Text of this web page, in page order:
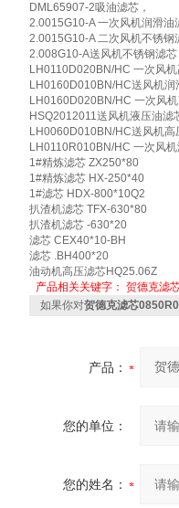
DML65907-2吸油滤芯，
2.0015G10-A 一次风机润滑油
2.0015G10-A 二次风机不锈钢
2.008G10-A送风机不锈钢滤
LH0110D020BN/HC 一次风
LH0160D010BN/HC送风机润
LH0160D020BN/HC 一次风
HSQ2012011送风机液压油滤
LH0060D010BN/HC送风机高
LH0110R010BN/HC 一次风
1#精炼滤芯 ZX250*80
1#精炼滤芯 HX-250*40
1#滤芯 HDX-800*10Q2
扒渣机滤芯 TFX-630*80
扒渣机滤芯 -630*20
滤芯 CEX40*10-BH
滤芯 .BH400*20
油动机高压滤芯HQ25.06Z
产品相关关键字： 贺德克滤
如果你对贺德克滤芯
产品：
您的单位：
您的姓名：